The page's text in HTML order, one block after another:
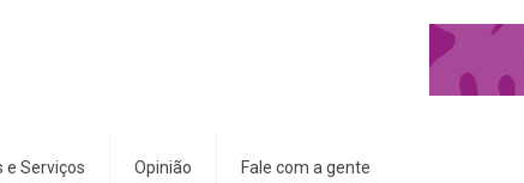
e Serviços Opinião Fale com a gente